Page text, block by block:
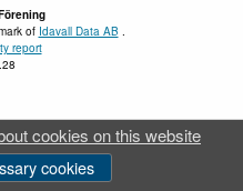
of Idavall Data AB
report
cookies on this website
cookies